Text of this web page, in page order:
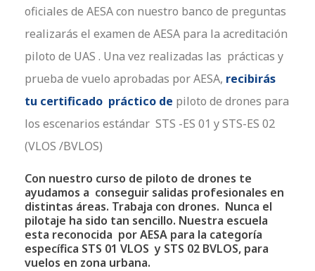
oficiales de AESA con nuestro banco de preguntas
realizarás el examen de AESA para la acreditación
piloto de UAS . Una vez realizadas las prácticas y
prueba de vuelo aprobadas por AESA, recibirás
tu certificado práctico de piloto de drones para
los escenarios estándar STS -ES 01 y STS-ES 02
(VLOS /BVLOS)
Con nuestro curso de piloto de drones te
ayudamos a conseguir salidas profesionales en
distintas áreas. Trabaja con drones. Nunca el
pilotaje ha sido tan sencillo. Nuestra escuela
esta reconocida por AESA para la categoría
específica STS 01 VLOS y STS 02 BVLOS, para
vuelos en zona urbana.